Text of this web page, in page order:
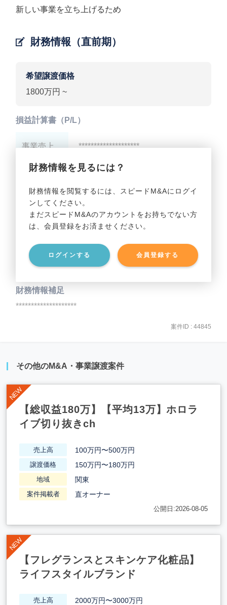
新しい事業を立ち上げるため
財務情報（直前期）
希望譲渡価格
1800万円 ~
財務情報を見るには？
財務情報を閲覧するには、スピードM&Aにログイ
ンしてください。
まだスピードM&Aのアカウントをお持ちでない方
は、会員登録をお済ませください。
ログインする 会員登録する
損益計算書（P/L）
事業売上 ********************
事業利益 ********************
貸借対照表（B/S）
事業資産 ********************
事業負債 ********************
財務情報補足
********************
案件ID : 44845
その他のM&A・事業譲渡案件
【総収益180万】【平均13万】ホロラ
イブ切り抜きch
売上高 100万円〜500万円
譲渡価格 150万円〜180万円
地域 関東
案件掲載者 直オーナー
公開日:2026-08-05
【フレグランスとスキンケア化粧品】
ライフスタイルブランド
売上高 2000万円〜3000万円